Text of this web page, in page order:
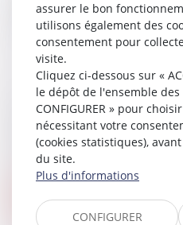
La rupture abusive de la
être fondée uniquement
antérieures au contrat
03/03/2025
Lire la suite
assurer le bon
utilisons également des
consentement pour
visite.
Cliquez ci-dessous sur «
le dépôt de l'ensemble des
CONFIGURER » pour
nécessitant votre
(cookies statistiques),
du site.
Plus d'informations
CONFIGURER